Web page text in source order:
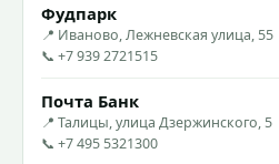
Фудпарк
📍 Иваново, Лежневская улица, 55
📞 +7 939 2721515
Почта Банк
📍 Талицы, улица Дзержинского, 5
📞 +7 495 5321300